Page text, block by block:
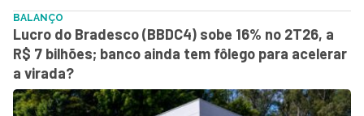
BALANÇO
Lucro do Bradesco (BBDC4) sobe 16% no 2T26, a
R$ 7 bilhões; banco ainda tem fôlego para acelerar
a virada?